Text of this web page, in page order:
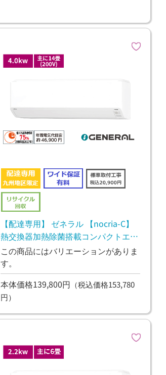
【配達専用】 ゼネラル 【nocria-C】
熱交換器加熱除菌搭載コンパクトエア
コン 4.0kw
この商品にはバリエーションがありま
す。
本体価格139,800円 （税込価格153,780
円）